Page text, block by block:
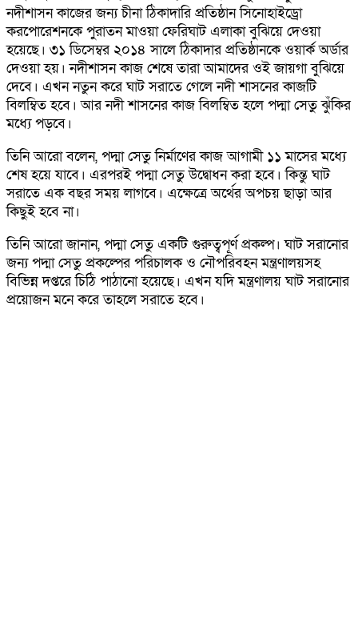
নদীশাসন কাজের জন্য চীনা ঠিকাদারি প্রতিষ্ঠান সিনোহাইড্রো
করপোরেশনকে পুরাতন মাওয়া ফেরিঘাট এলাকা বুঝিয়ে দেওয়া
হয়েছে। ৩১ ডিসেম্বর ২০১৪ সালে ঠিকাদার প্রতিষ্ঠানকে ওয়ার্ক অর্ডার
দেওয়া হয়। নদীশাসন কাজ শেষে তারা আমাদের ওই জায়গা বুঝিয়ে
দেবে। এখন নতুন করে ঘাট সরাতে গেলে নদী শাসনের কাজটি
বিলম্বিত হবে। আর নদী শাসনের কাজ বিলম্বিত হলে পদ্মা সেতু ঝুঁকির
মধ্যে পড়বে।
তিনি আরো বলেন, পদ্মা সেতু নির্মাণের কাজ আগামী ১১ মাসের মধ্যে
শেষ হয়ে যাবে। এরপরই পদ্মা সেতু উদ্বোধন করা হবে। কিন্তু ঘাট
সরাতে এক বছর সময় লাগবে। এক্ষেত্রে অর্থের অপচয় ছাড়া আর
কিছুই হবে না।
তিনি আরো জানান, পদ্মা সেতু একটি গুরুত্বপূর্ণ প্রকল্প। ঘাট সরানোর
জন্য পদ্মা সেতু প্রকল্পের পরিচালক ও নৌপরিবহন মন্ত্রণালয়সহ
বিভিন্ন দপ্তরে চিঠি পাঠানো হয়েছে। এখন যদি মন্ত্রণালয় ঘাট সরানোর
প্রয়োজন মনে করে তাহলে সরাতে হবে।